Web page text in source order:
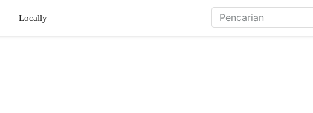
Locally